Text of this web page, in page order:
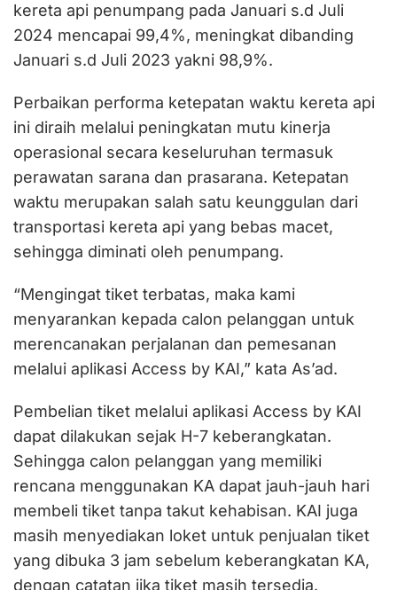
kereta api penumpang pada Januari s.d Juli
2024 mencapai 99,4%, meningkat dibanding
Januari s.d Juli 2023 yakni 98,9%.
Perbaikan performa ketepatan waktu kereta api
ini diraih melalui peningkatan mutu kinerja
operasional secara keseluruhan termasuk
perawatan sarana dan prasarana. Ketepatan
waktu merupakan salah satu keunggulan dari
transportasi kereta api yang bebas macet,
sehingga diminati oleh penumpang.
“Mengingat tiket terbatas, maka kami
menyarankan kepada calon pelanggan untuk
merencanakan perjalanan dan pemesanan
melalui aplikasi Access by KAI,” kata As’ad.
Pembelian tiket melalui aplikasi Access by KAI
dapat dilakukan sejak H-7 keberangkatan.
Sehingga calon pelanggan yang memiliki
rencana menggunakan KA dapat jauh-jauh hari
membeli tiket tanpa takut kehabisan. KAI juga
masih menyediakan loket untuk penjualan tiket
yang dibuka 3 jam sebelum keberangkatan KA,
dengan catatan jika tiket masih tersedia.